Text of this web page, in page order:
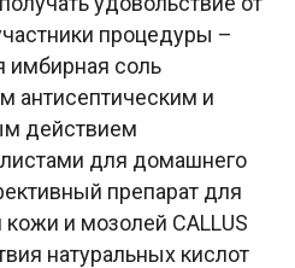
процедуры –
имбирная соль
антисептическим и
действием
для домашнего
препарат для
и мозолей CALLUS
натуральных кислот